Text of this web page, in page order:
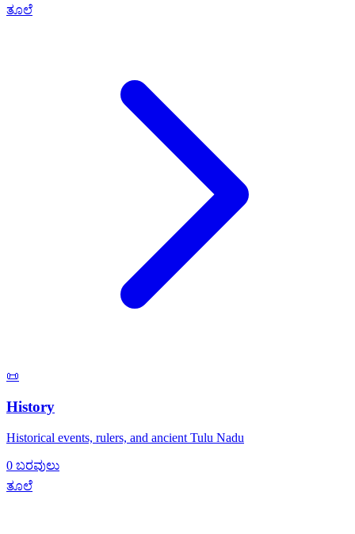
ತೂಲೆ
📜
History
Historical events, rulers, and ancient Tulu Nadu
0 ಬರವುಲು
ತೂಲೆ